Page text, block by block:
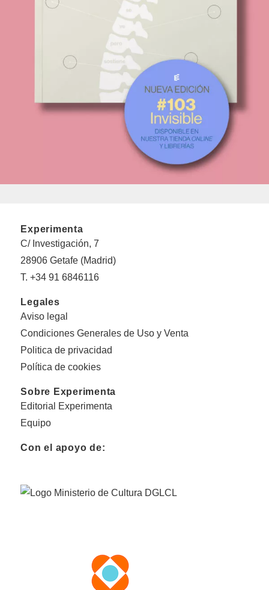
Experimenta
C/ Investigación, 7
28906 Getafe (Madrid)
T. +34 91 6846116
Legales
Aviso legal
Condiciones Generales de Uso y Venta
Politica de privacidad
Política de cookies
Sobre Experimenta
Editorial Experimenta
Equipo
Con el apoyo de: